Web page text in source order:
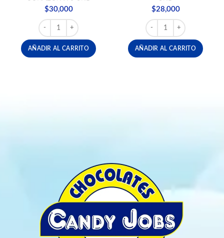
$30,000
FERRERO ROCHER CORAZON X 8 UND cantidad
AÑADIR AL CARRITO
$28,000
DULCE
AÑADIR AL CARRITO